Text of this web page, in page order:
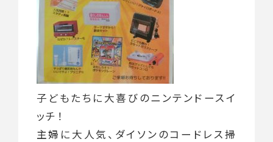
子どもたちに大喜びのニンテンドースイ
ッチ！
主婦に大人気、ダイソンのコードレス掃